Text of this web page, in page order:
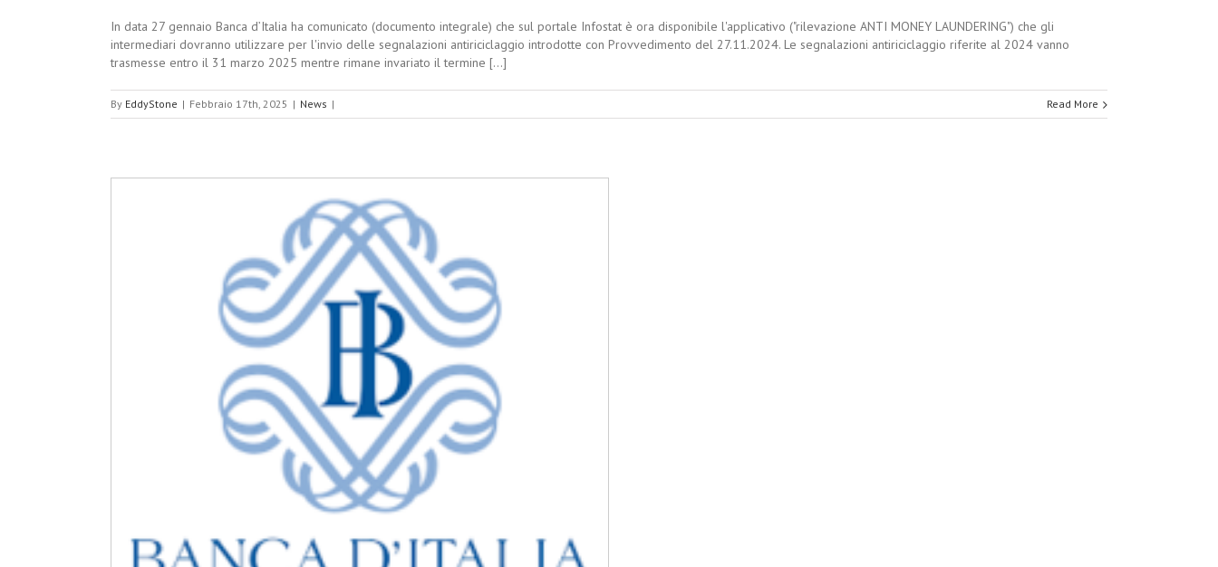
In data 27 gennaio Banca d’Italia ha comunicato (documento integrale) che sul portale Infostat è ora disponibile l'applicativo ("rilevazione ANTI MONEY LAUNDERING") che gli
intermediari dovranno utilizzare per l'invio delle segnalazioni antiriciclaggio introdotte con Provvedimento del 27.11.2024. Le segnalazioni antiriciclaggio riferite al 2024 vanno
trasmesse entro il 31 marzo 2025 mentre rimane invariato il termine [...]
By EddyStone | Febbraio 17th, 2025 | News | Read More